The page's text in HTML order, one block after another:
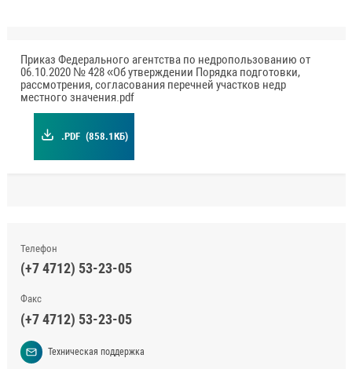
Приказ Федерального агентства по недропользованию от
06.10.2020 № 428 «Об утверждении Порядка подготовки,
рассмотрения, согласования перечней участков недр
местного значения.pdf
.PDF (858.1КБ)
Телефон
(+7 4712) 53-23-05
Факс
(+7 4712) 53-23-05
Техническая поддержка